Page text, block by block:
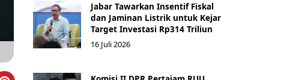
Jabar Tawarkan Insentif Fiskal
dan Jaminan Listrik untuk Kejar
Target Investasi Rp314 Triliun
16 Juli 2026